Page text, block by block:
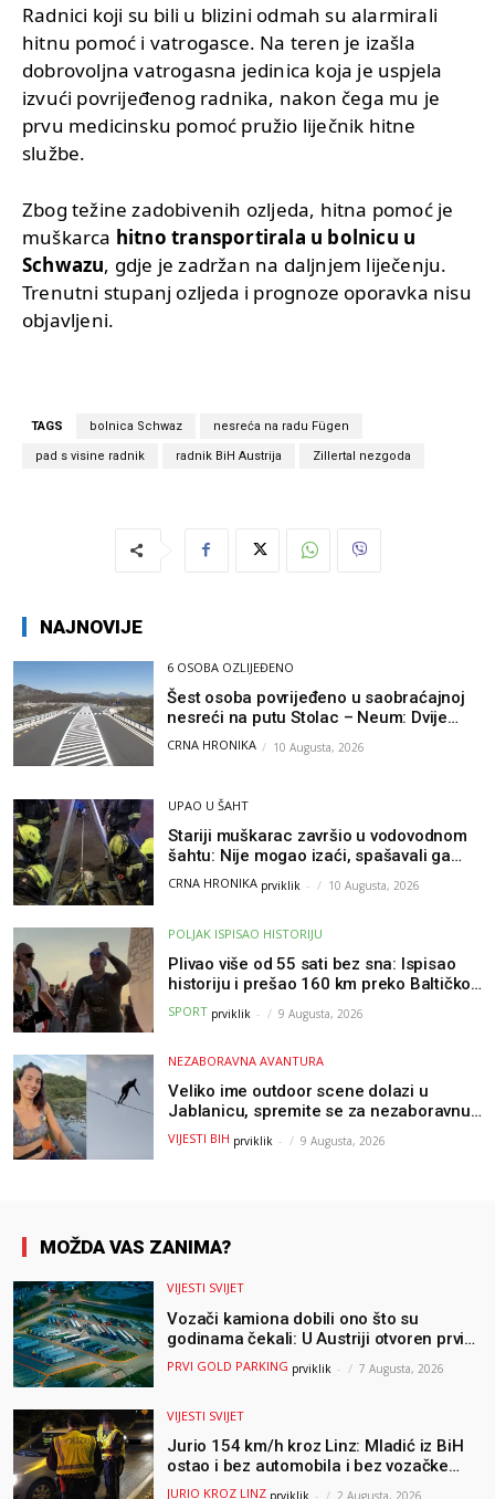
Radnici koji su bili u blizini odmah su alarmirali
hitnu pomoć i vatrogasce. Na teren je izašla
dobrovoljna vatrogasna jedinica koja je uspjela
izvući povrijeđenog radnika, nakon čega mu je
prvu medicinsku pomoć pružio liječnik hitne
službe.
Zbog težine zadobivenih ozljeda, hitna pomoć je
muškarca hitno transportirala u bolnicu u
Schwazu, gdje je zadržan na daljnjem liječenju.
Trenutni stupanj ozljeda i prognoze oporavka nisu
objavljeni.
TAGS bolnica Schwaz nesreća na radu Fügen
pad s visine radnik radnik BiH Austrija Zillertal nezgoda
NAJNOVIJE
6 OSOBA OZLIJEĐENO
Šest osoba povrijeđeno u saobraćajnoj
nesreći na putu Stolac – Neum: Dvije
osobe zadobile teške tjelesne povrede
CRNA HRONIKA 10 Augusta, 2026
UPAO U ŠAHT
Stariji muškarac završio u vodovodnom
šahtu: Nije mogao izaći, spašavali ga
vatrogasci
CRNA HRONIKA prviklik - 10 Augusta, 2026
POLJAK ISPISAO HISTORIJU
Plivao više od 55 sati bez sna: Ispisao
historiju i prešao 160 km preko Baltičkog
mora – a podvig posvetio djeci oboljeloj
od raka
SPORT prviklik - 9 Augusta, 2026
NEZABORAVNA AVANTURA
Veliko ime outdoor scene dolazi u
Jablanicu, spremite se za nezaboravnu
avanturu (VIDEO) !
VIJESTI BIH prviklik - 9 Augusta, 2026
MOŽDA VAS ZANIMA?
VIJESTI SVIJET
Vozači kamiona dobili ono što su
godinama čekali: U Austriji otvoren prvi
GOLD sigurni parking
PRVI GOLD PARKING prviklik - 7 Augusta, 2026
VIJESTI SVIJET
Jurio 154 km/h kroz Linz: Mladić iz BiH
ostao i bez automobila i bez vozačke
dozvole
JURIO KROZ LINZ prviklik - 2 Augusta, 2026